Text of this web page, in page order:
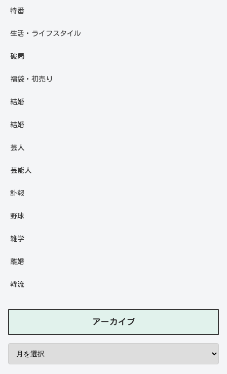
特番
生活・ライフスタイル
破局
福袋・初売り
結婚
結婚
芸人
芸能人
訃報
野球
雑学
離婚
韓流
アーカイブ